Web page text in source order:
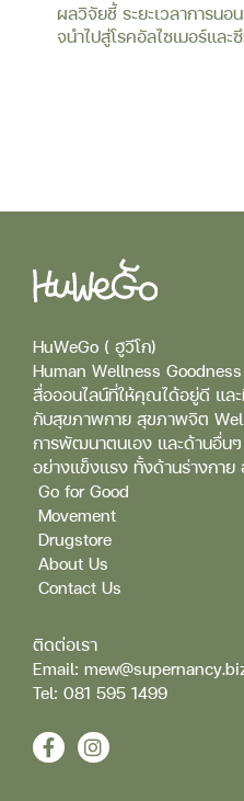
ผลวิจัยชี้ ระยะเวลาการนอ
จนำไปสู่โรคอัลไซเมอร์และ
HuWeGo ( ฮูวีโก)
Human Wellness Goodness
สื่อออนไลน์ที่ให้คุณได้อยู่ดี และ
กับสุขภาพกาย สุขภาพจิต
การพัฒนาตนเอง และด้านอื่น
อย่างแข็งแรง ทั้งด้านร่างก
Go for Good
Movement
Drugstore
About Us
Contact Us
ติดต่อเรา
Email:
Tel: 081 595 1499